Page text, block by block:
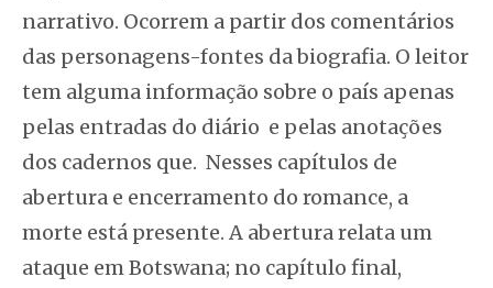
narrativo. Ocorrem a partir dos comentários
das personagens-fontes da biografia. O leitor
tem alguma informação sobre o país apenas
pelas entradas do diário e pelas anotações
dos cadernos que. Nesses capítulos de
abertura e encerramento do romance, a
morte está presente. A abertura relata um
ataque em Botswana; no capítulo final,